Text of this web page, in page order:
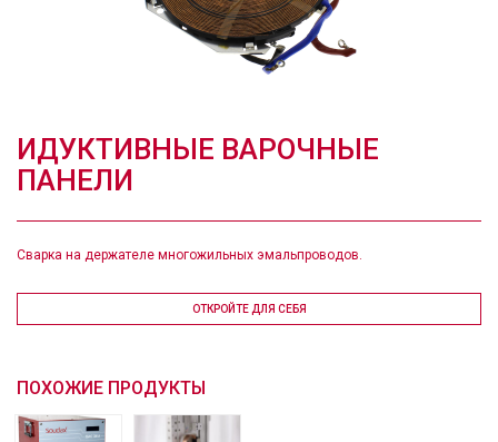
ИДУКТИВНЫЕ ВАРОЧНЫЕ
ПАНЕЛИ
Сварка на держателе многожильных эмальпроводов.
ОТКРОЙТЕ ДЛЯ СЕБЯ
ПОХОЖИЕ ПРОДУКТЫ